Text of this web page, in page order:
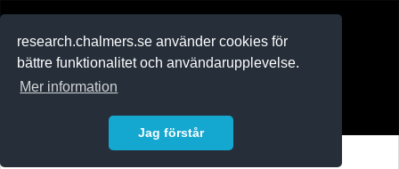
research.chalmers.se använder cookies för
bättre funktionalitet och användarupplevelse.
Mer information
Jag förstår